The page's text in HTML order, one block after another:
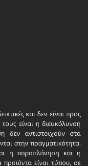
και δεν είναι προς
είναι η διευκόλυνση
δεν αντιστοιχούν στα
στην πραγματικότητα.
η παραπλάνηση και η
είναι τύπου, σε